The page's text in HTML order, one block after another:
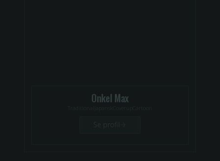
Onkel Max
Se profil